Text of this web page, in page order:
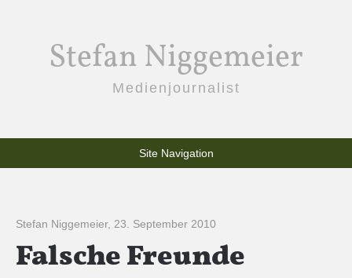
Stefan Niggemeier
Medienjournalist
Site Navigation
Stefan Niggemeier, 23. September 2010
Falsche Freunde